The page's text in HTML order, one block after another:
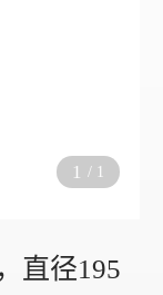
1 / 1
直径195